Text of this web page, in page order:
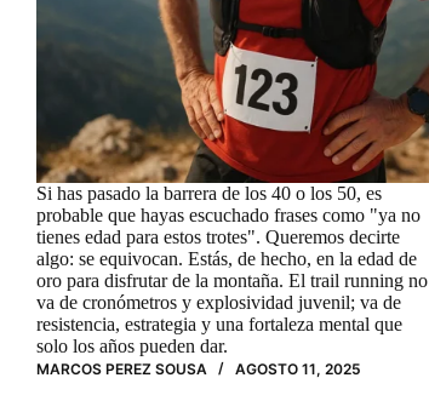
Si has pasado la barrera de los 40 o los 50, es
probable que hayas escuchado frases como "ya no
tienes edad para estos trotes". Queremos decirte
algo: se equivocan. Estás, de hecho, en la edad de
oro para disfrutar de la montaña. El trail running no
va de cronómetros y explosividad juvenil; va de
resistencia, estrategia y una fortaleza mental que
solo los años pueden dar.
MARCOS PEREZ SOUSA AGOSTO 11, 2025